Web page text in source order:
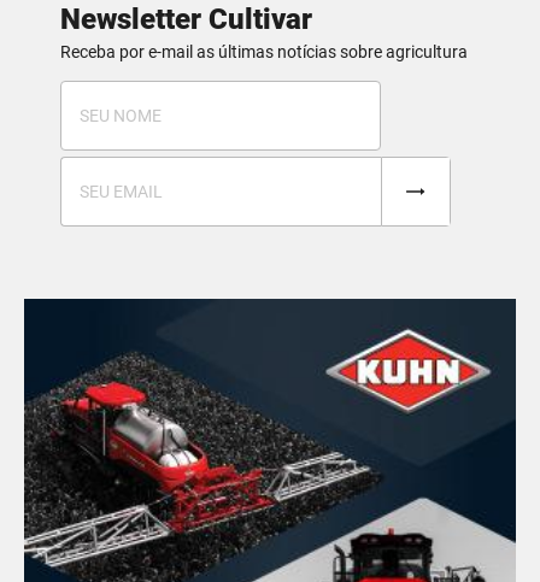
Newsletter Cultivar
Receba por e-mail as últimas notícias sobre agricultura